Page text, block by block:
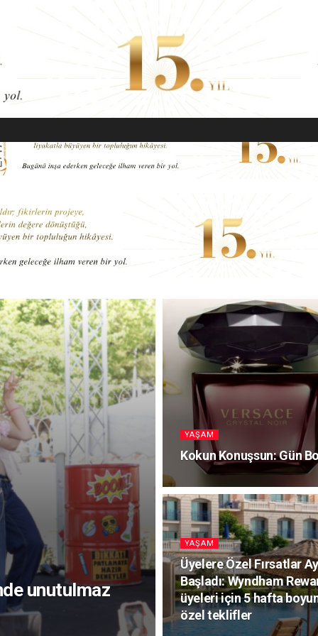
MODA GÜZELLIK YAŞAM SANAT
unutulmaz
YAŞAM
Kokun Konuşsun: Gün
YAŞAM
Üyelere Özel Fırsatlar
Başladı: Wyndham
üyeleri için 5 hafta
özel teklifler